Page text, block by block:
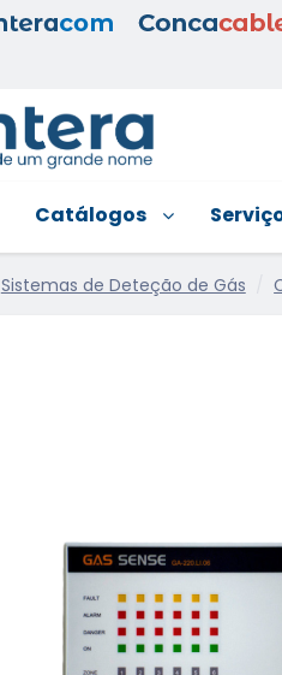
Catálogos
Sistemas de Deteção de Gás